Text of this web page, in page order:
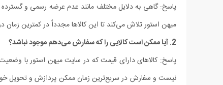
پاسخ: گاهی به دلایل مختلف مانند عدم عرضه رسمی و گسترده
میهن استور تلاش می‏‌کند تا این کالاها مجدداً در کمترین زمان
2. آیا ممکن است کالایی را که سفارش می‏‌دهم موجود نباشد؟
پاسخ: کالاهای دارای قیمت که در سایت میهن استور با
نیست و سفارش در سریع‏‌ترین زمان ممکن پردازش و تحویل